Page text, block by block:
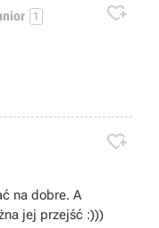
1 

na dobre. A
jej przejść :)))